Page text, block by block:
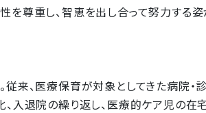
尊重し、智恵を出し合って努力する姿
、医療保育が対象としてきた病院・
入退院の繰り返し、医療的ケア児の